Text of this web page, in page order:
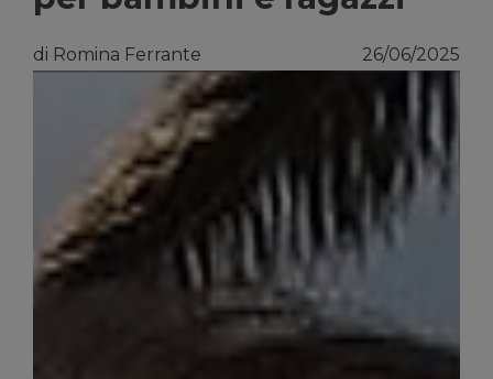
di Romina Ferrante 26/06/2025